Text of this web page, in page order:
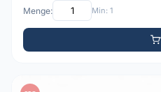
Menge: Min: 1